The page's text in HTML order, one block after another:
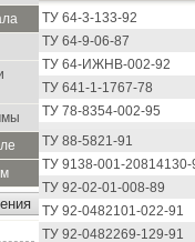
ТУ 64-3-133-92
ТУ 64-9-06-87
ТУ 64-ИЖНВ-002-92
ТУ 641-1-1767-78
ТУ 78-8354-002-95
ТУ 88-5821-91
ТУ 9138-001-20814130-
ТУ 92-02-01-008-89
ТУ 92-0482101-022-91
ТУ 92-0482269-129-91